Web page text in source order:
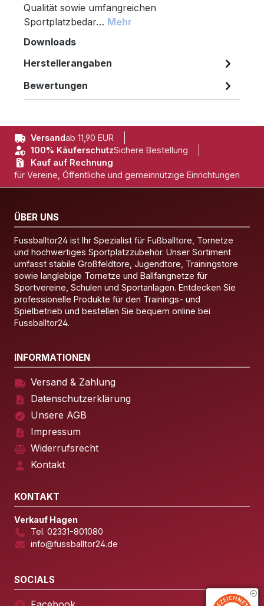
Qualität sowie umfangreichen
Sportplatzbedar… Mehr
Downloads
Herstellerangaben
Bewertungen
Versandab 11,90 EUR
100% KäuferschutzSichere Bestellung
Kauf auf Rechnung
für Vereine, Öffentliche und gemeinnützige Einrichtungen
ÜBER UNS
Fussballtor24 ist Ihr Spezialist für Fußballtore, Tornetze
und hochwertiges Sportplatzzubehör. Unser Sortiment
umfasst stabile Großfeldtore, Jugendtore, Trainingstore
sowie langlebige Tornetze und Ballfangnetze für
Sportvereine, Schulen und Sportanlagen. Entdecken Sie
professionelle Produkte für den Trainings- und
Spielbetrieb und bestellen Sie bequem online bei
Fussballtor24.
INFORMATIONEN
Versand & Zahlung
Datenschutzerklärung
Unsere AGB
Impressum
Widerrufsrecht
Kontakt
KONTAKT
Verkauf Hagen
Tel. 02331-801080
info@fussballtor24.de
SOCIALS